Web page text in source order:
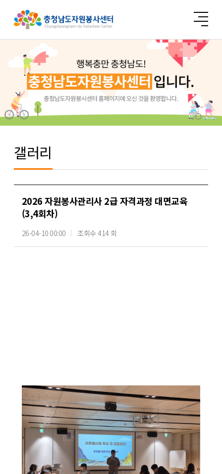
갤러리
2026 자원봉사관리사 2급 자격과정 대면교육
(3,4회차)
26-04-10 00:00 조회수 414 회